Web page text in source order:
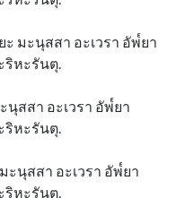
มะนุสสา อะเวรา อัพ๎ยา
ริหะรันตุ.
นุสสา อะเวรา อัพ๎ยา
ริหะรันตุ.
ะนุสสา อะเวรา อัพ๎ยา
ริหะรันตุ.